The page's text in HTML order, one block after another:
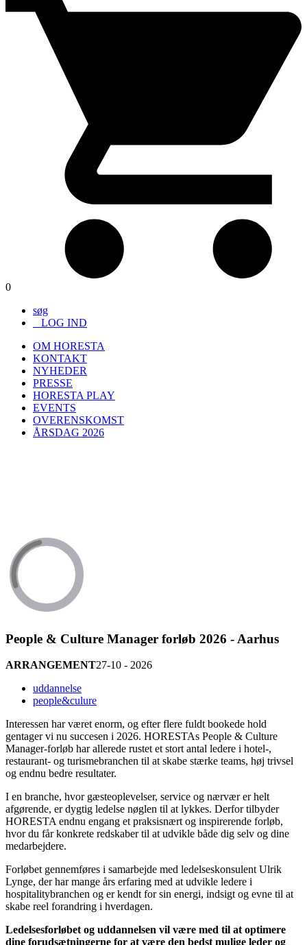
0
søg
LOG IND
OM HORESTA
KONTAKT
NYHEDER
PRESSE
HORESTA PLAY
EVENTS
OVERENSKOMST
ÅRSDAG 2026
People & Culture Manager forløb 2026 - Aarhus
ARRANGEMENT27-10 - 2026
uddannelse
people&culure
Interessen har været enorm, og efter flere fuldt bookede hold
gentager vi nu succesen i 2026. HORESTAs People & Culture
Manager-forløb har allerede rustet et stort antal ledere i hotel-,
restaurant- og turismebranchen til at skabe stærke teams, høj trivsel
og endnu bedre resultater.
I en branche, hvor gæsteoplevelser, service og nærvær er helt
afgørende, er dygtig ledelse nøglen til at lykkes. Derfor tilbyder
HORESTA endnu engang et praksisnært og inspirerende forløb,
hvor du får konkrete redskaber til at udvikle både dig selv og dine
medarbejdere.
Forløbet gennemføres i samarbejde med ledelseskonsulent Ulrik
Lynge, der har mange års erfaring med at udvikle ledere i
hospitalitybranchen og er kendt for sin energi, indsigt og evne til at
skabe reel forandring i hverdagen.
Ledelsesforløbet og uddannelsen vil være med til at optimere
dine forudsætningerne for at være den bedst mulige leder og